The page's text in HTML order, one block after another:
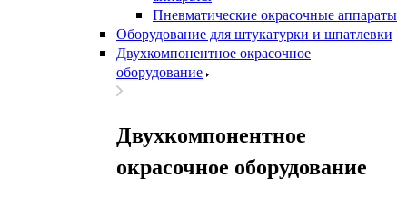
Пневматические окрасочные аппараты
Оборудование для штукатурки и шпатлевки
Двухкомпонентное окрасочное
оборудование
Двухкомпонентное
окрасочное оборудование